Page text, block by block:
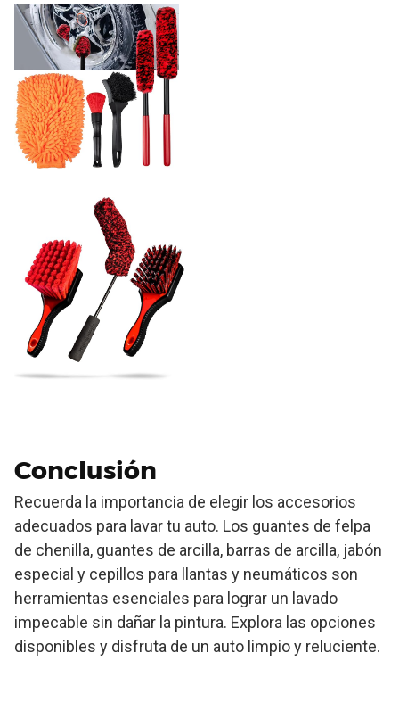
Conclusión
Recuerda la importancia de elegir los accesorios
adecuados para lavar tu auto. Los guantes de felpa
de chenilla, guantes de arcilla, barras de arcilla, jabón
especial y cepillos para llantas y neumáticos son
herramientas esenciales para lograr un lavado
impecable sin dañar la pintura. Explora las opciones
disponibles y disfruta de un auto limpio y reluciente.